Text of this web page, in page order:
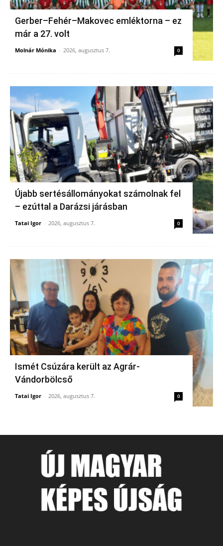
Gerber–Fehér–Makovec emléktorna – ez
már a 27. volt
Molnár Mónika - 2026, augusztus 7. 0
Újabb sertésállományokat számolnak fel
– ezúttal a Darázsi járásban
Tatai Igor - 2026, augusztus 7. 0
Ismét Csúzára került az Agrár-
Vándorbölcső
Tatai Igor - 2026, augusztus 7. 0